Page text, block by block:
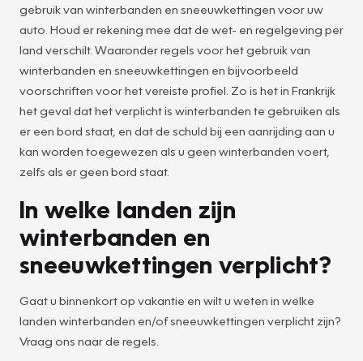
gebruik van winterbanden en sneeuwkettingen voor uw
auto. Houd er rekening mee dat de wet- en regelgeving per
land verschilt. Waaronder regels voor het gebruik van
winterbanden en sneeuwkettingen en bijvoorbeeld
voorschriften voor het vereiste profiel. Zo is het in Frankrijk
het geval dat het verplicht is winterbanden te gebruiken als
er een bord staat, en dat de schuld bij een aanrijding aan u
kan worden toegewezen als u geen winterbanden voert,
zelfs als er geen bord staat.
In welke landen zijn
winterbanden en
sneeuwkettingen verplicht?
Gaat u binnenkort op vakantie en wilt u weten in welke
landen winterbanden en/of sneeuwkettingen verplicht zijn?
Vraag ons naar de regels.